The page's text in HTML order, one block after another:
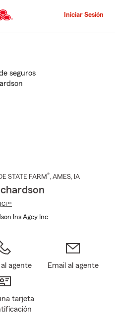
al
principal
Iniciar Sesión
STATE FARM®, AMES, IA
Ins Agcy Inc
agente Email al agente
tarjeta